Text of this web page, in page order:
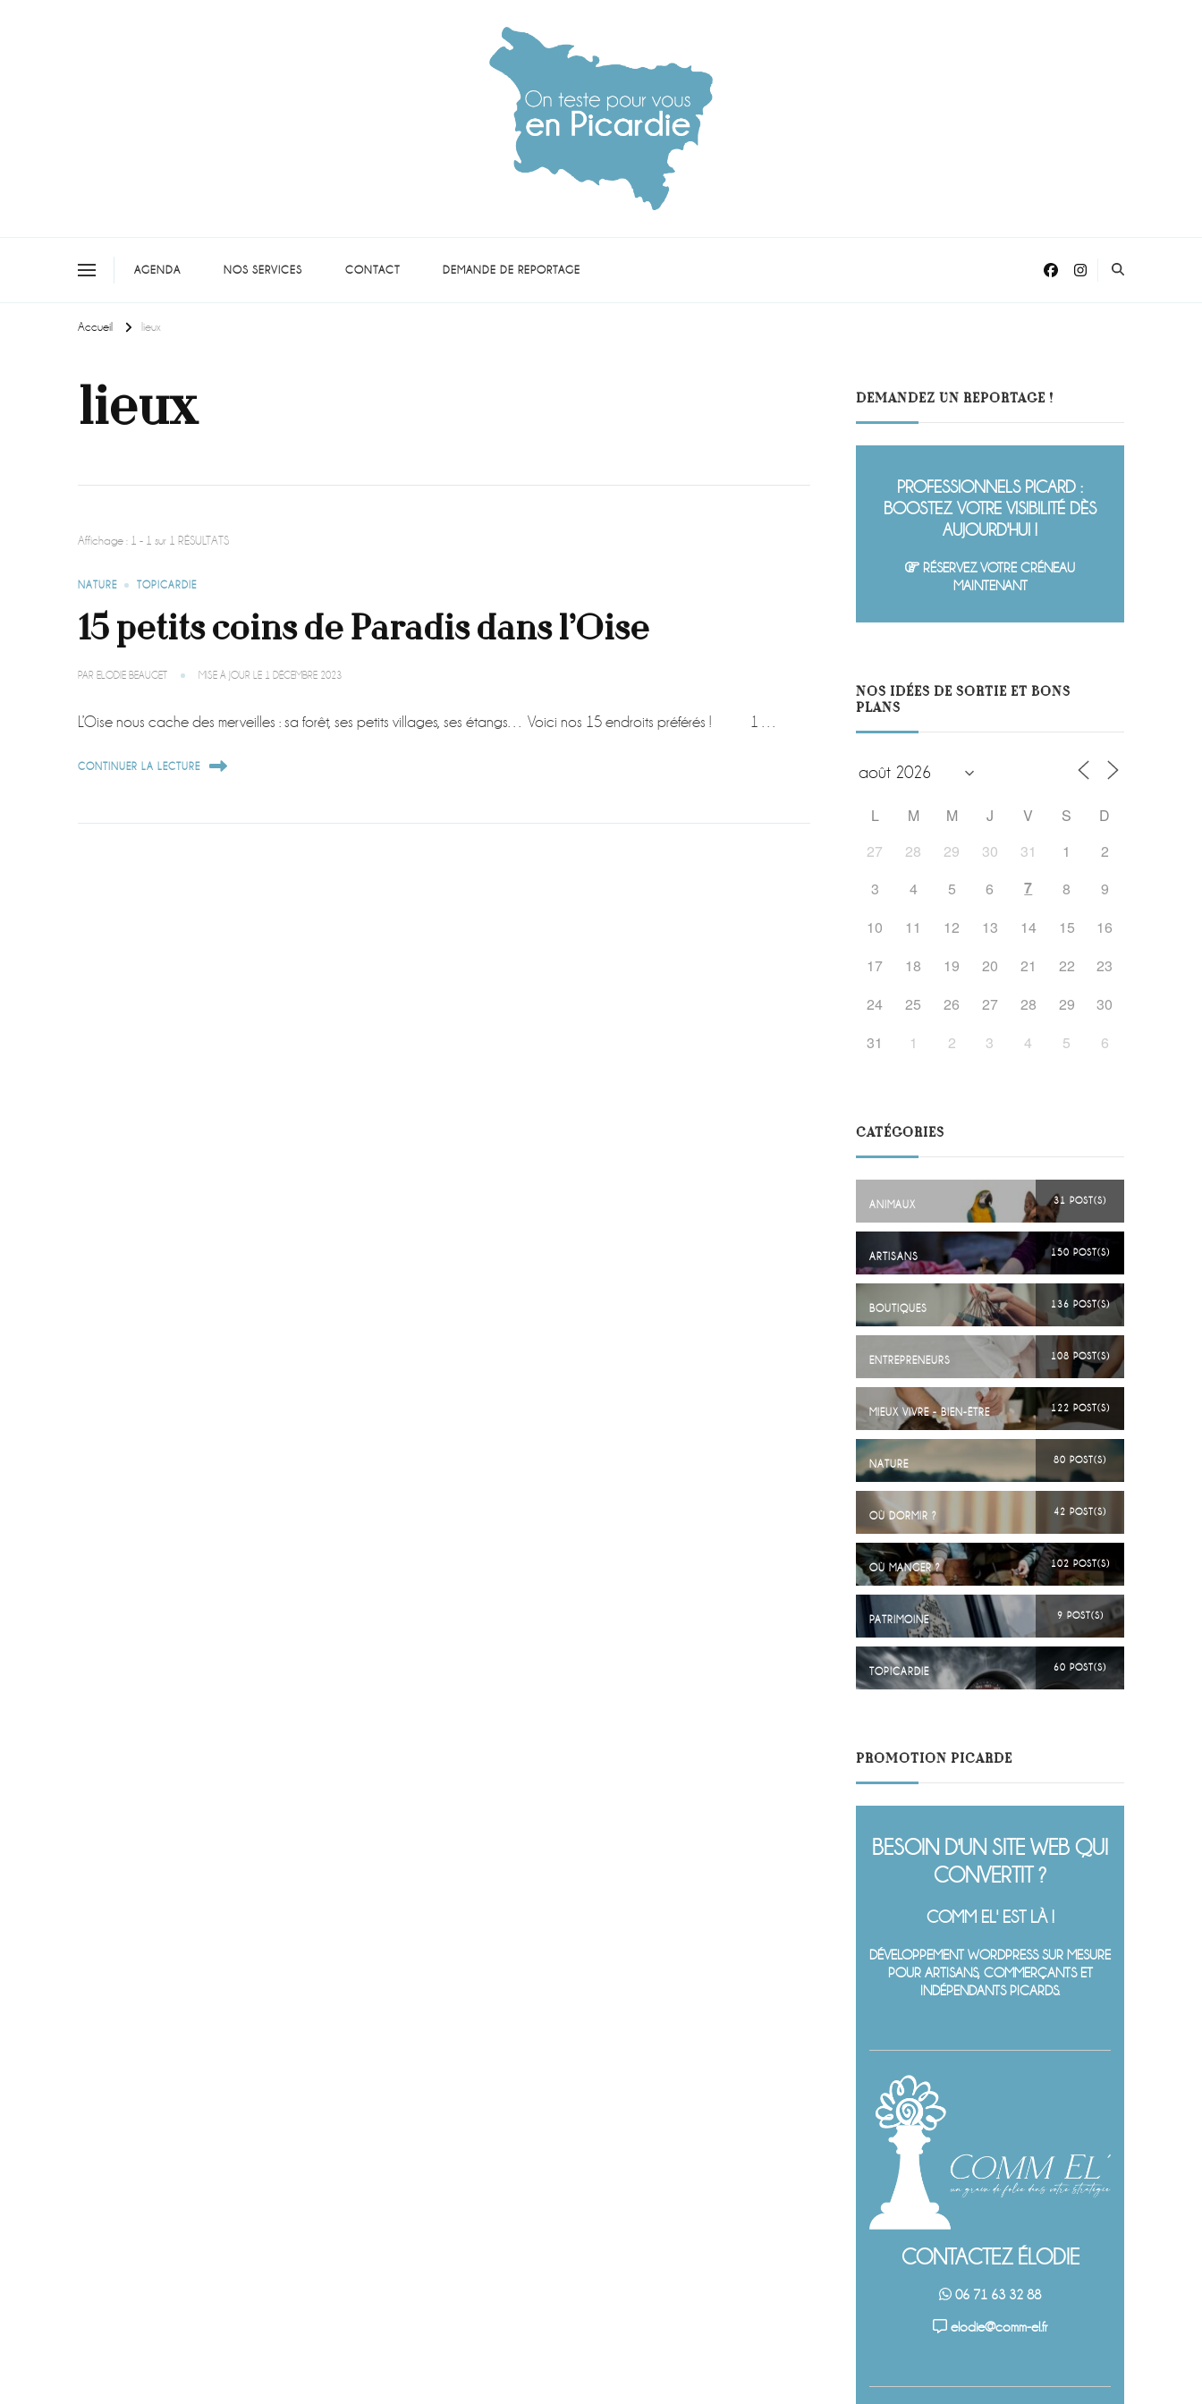
AGENDA NOS SERVICES CONTACT DEMANDE DE REPORTAGE
Accueil lieux
lieux
Affichage : 1 - 1 sur 1 RÉSULTATS
NATURE TOPICARDIE
15 petits coins de Paradis dans l’Oise
PAR ELODIE BEAUGET MISE À JOUR LE 1 DÉCEMBRE 2023
L’Oise nous cache des merveilles : sa forêt, ses petits villages, ses étangs… Voici nos 15 endroits préférés ! 1 …
CONTINUER LA LECTURE
DEMANDEZ UN REPORTAGE !
PROFESSIONNELS PICARD :
BOOSTEZ VOTRE VISIBILITÉ DÈS
AUJOURD'HUI !
RÉSERVEZ VOTRE CRÉNEAU
MAINTENANT
NOS IDÉES DE SORTIE ET BONS
PLANS
L M M J V S
D
27
28 29 30 31 1
2
3
4 5 6 7 8
9
10
11 12 13 14 15
16
17
18 19 20 21 22
23
24
25 26 27 28 29
30
31
1 2 3 4 5 6
CATÉGORIES
ANIMAUX 31 POST(S)
ARTISANS 150 POST(S)
BOUTIQUES 136 POST(S)
ENTREPRENEURS 108 POST(S)
MIEUX VIVRE - BIEN-ÊTRE 122 POST(S)
NATURE 80 POST(S)
OÙ DORMIR ? 42 POST(S)
OÙ MANGER ? 102 POST(S)
PATRIMOINE 9 POST(S)
TOPICARDIE 60 POST(S)
PROMOTION PICARDE
BESOIN D'UN SITE WEB QUI
CONVERTIT ?
COMM EL' EST LÀ !
DÉVELOPPEMENT WORDPRESS SUR MESURE
POUR ARTISANS, COMMERÇANTS ET
INDÉPENDANTS PICARDS.
CONTACTEZ ÉLODIE
06 71 63 32 88
elodie@comm-el.fr